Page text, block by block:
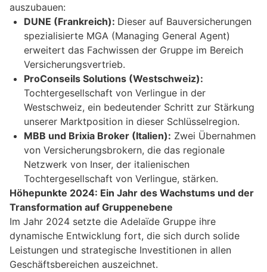
auszubauen:
DUNE (Frankreich): Dieser auf Bauversicherungen
spezialisierte MGA (Managing General Agent)
erweitert das Fachwissen der Gruppe im Bereich
Versicherungsvertrieb.
ProConseils Solutions (Westschweiz):
Tochtergesellschaft von Verlingue in der
Westschweiz, ein bedeutender Schritt zur Stärkung
unserer Marktposition in dieser Schlüsselregion.
MBB und Brixia Broker (Italien): Zwei Übernahmen
von Versicherungsbrokern, die das regionale
Netzwerk von Inser, der italienischen
Tochtergesellschaft von Verlingue, stärken.
Höhepunkte 2024: Ein Jahr des Wachstums und der
Transformation auf Gruppenebene
Im Jahr 2024 setzte die Adelaïde Gruppe ihre
dynamische Entwicklung fort, die sich durch solide
Leistungen und strategische Investitionen in allen
Geschäftsbereichen auszeichnet.